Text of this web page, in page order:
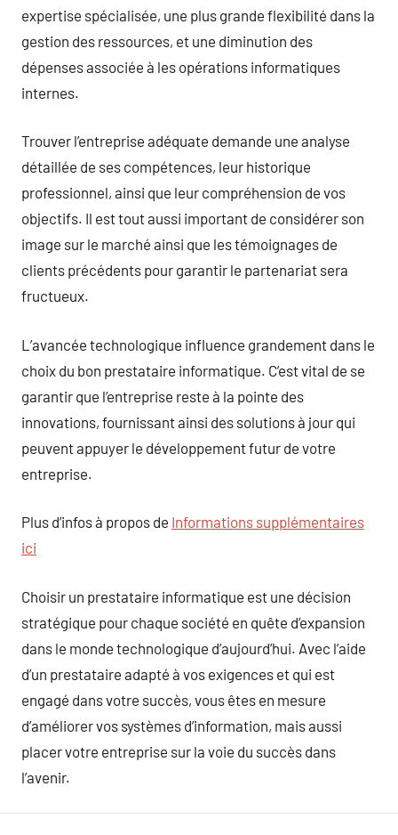
expertise spécialisée, une plus grande flexibilité dans la
gestion des ressources, et une diminution des
dépenses associée à les opérations informatiques
internes.
Trouver l’entreprise adéquate demande une analyse
détaillée de ses compétences, leur historique
professionnel, ainsi que leur compréhension de vos
objectifs. Il est tout aussi important de considérer son
image sur le marché ainsi que les témoignages de
clients précédents pour garantir le partenariat sera
fructueux.
L’avancée technologique influence grandement dans le
choix du bon prestataire informatique. C’est vital de se
garantir que l’entreprise reste à la pointe des
innovations, fournissant ainsi des solutions à jour qui
peuvent appuyer le développement futur de votre
entreprise.
Plus d’infos à propos de Informations supplémentaires
ici
Choisir un prestataire informatique est une décision
stratégique pour chaque société en quête d’expansion
dans le monde technologique d’aujourd’hui. Avec l’aide
d’un prestataire adapté à vos exigences et qui est
engagé dans votre succès, vous êtes en mesure
d’améliorer vos systèmes d’information, mais aussi
placer votre entreprise sur la voie du succès dans
l’avenir.